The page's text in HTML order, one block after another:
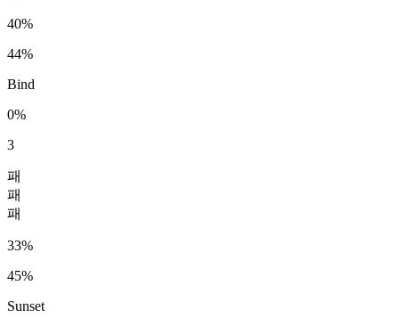
40%
44%
Bind
0%
3
패
패
패
33%
45%
Sunset